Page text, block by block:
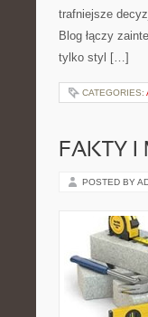
trafniejsze
Blog łączy
tylko styl […]
CATEGORIES:
FAKTY I
POSTED BY